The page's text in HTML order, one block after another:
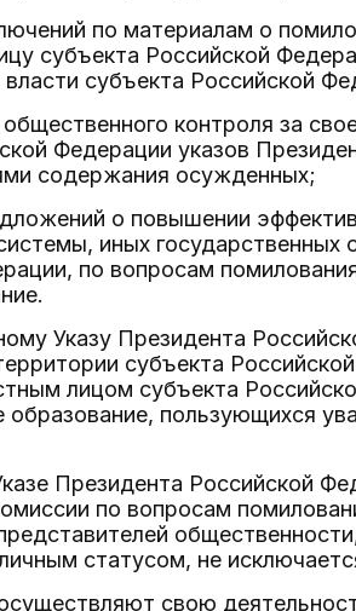
по материалам о
субъекта Российской
власти субъекта Российской
контроля за
Федерации указов
содержания осужденных;
о повышении
иных
по вопросам
Указу Президента
субъекта
лицом субъекта
пользующихся
Президента Российской
по вопросам
статусом, не
свою